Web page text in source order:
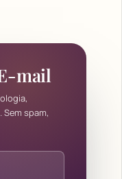
mail
spam,